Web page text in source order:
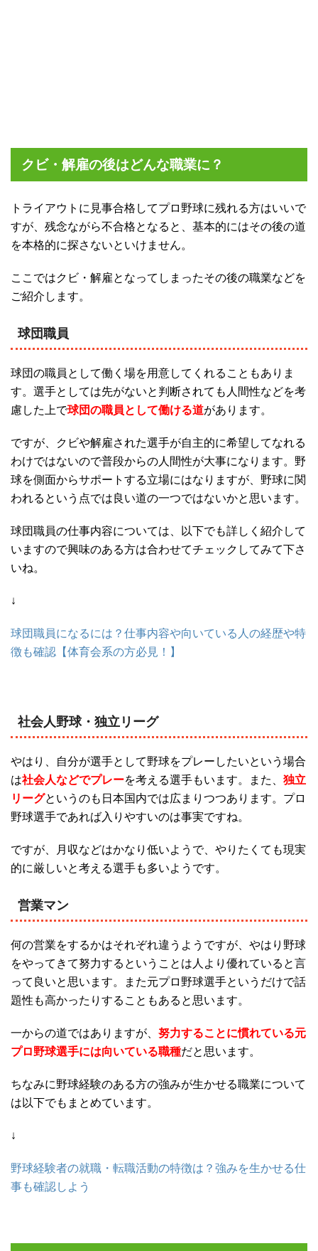
クビ・解雇の後はどんな職業に？
トライアウトに見事合格してプロ野球に残れる方はいいで
すが、残念ながら不合格となると、基本的にはその後の道
を本格的に探さないといけません。
ここではクビ・解雇となってしまったその後の職業などを
ご紹介します。
球団職員
球団の職員として働く場を用意してくれることもありま
す。選手としては先がないと判断されても人間性などを考
慮した上で球団の職員として働ける道があります。
ですが、クビや解雇された選手が自主的に希望してなれる
わけではないので普段からの人間性が大事になります。野
球を側面からサポートする立場にはなりますが、野球に関
われるという点では良い道の一つではないかと思います。
球団職員の仕事内容については、以下でも詳しく紹介して
いますので興味のある方は合わせてチェックしてみて下さ
いね。
↓
球団職員になるには？仕事内容や向いている人の経歴や特
徴も確認【体育会系の方必見！】
社会人野球・独立リーグ
やはり、自分が選手として野球をプレーしたいという場合
は社会人などでプレーを考える選手もいます。また、 独立
リーグというのも日本国内では広まりつつあります。プロ
野球選手であれば入りやすいのは事実ですね。
ですが、月収などはかなり低いようで、やりたくても現実
的に厳しいと考える選手も多いようです。
営業マン
何の営業をするかはそれぞれ違うようですが、やはり野球
をやってきて努力するということは人より優れていると言
って良いと思います。また元プロ野球選手というだけで話
題性も高かったりすることもあると思います。
一からの道ではありますが、努力することに慣れている元
プロ野球選手には向いている職種だと思います。
ちなみに野球経験のある方の強みが生かせる職業について
は以下でもまとめています。
↓
野球経験者の就職・転職活動の特徴は？強みを生かせる仕
事も確認しよう